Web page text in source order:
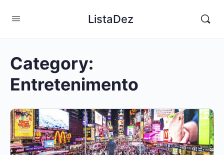
ListaDez
Category:
Entretenimento